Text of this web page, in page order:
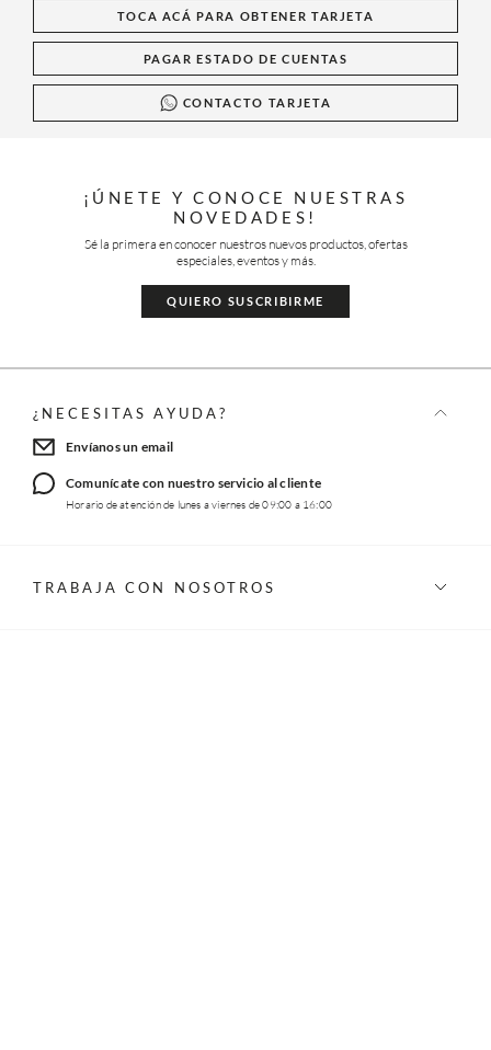
TOCA ACÁ PARA OBTENER TARJETA
PAGAR ESTADO DE CUENTAS
CONTACTO TARJETA
¡ÚNETE Y CONOCE NUESTRAS
NOVEDADES!
Sé la primera en conocer nuestros nuevos productos, ofertas
especiales, eventos y más.
QUIERO SUSCRIBIRME
¿NECESITAS AYUDA?
Envíanos un email
Comunícate con nuestro servicio al cliente
Horario de atención de lunes a viernes de 09:00 a 16:00
TRABAJA CON NOSOTROS